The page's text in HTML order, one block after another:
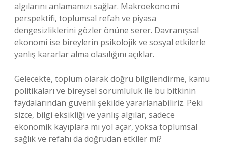
algılarını anlamamızı sağlar. Makroekonomi
perspektifi, toplumsal refah ve piyasa
dengesizliklerini gözler önüne serer. Davranışsal
ekonomi ise bireylerin psikolojik ve sosyal etkilerle
yanlış kararlar alma olasılığını açıklar.
Gelecekte, toplum olarak doğru bilgilendirme, kamu
politikaları ve bireysel sorumluluk ile bu bitkinin
faydalarından güvenli şekilde yararlanabiliriz. Peki
sizce, bilgi eksikliği ve yanlış algılar, sadece
ekonomik kayıplara mı yol açar, yoksa toplumsal
sağlık ve refahı da doğrudan etkiler mi?